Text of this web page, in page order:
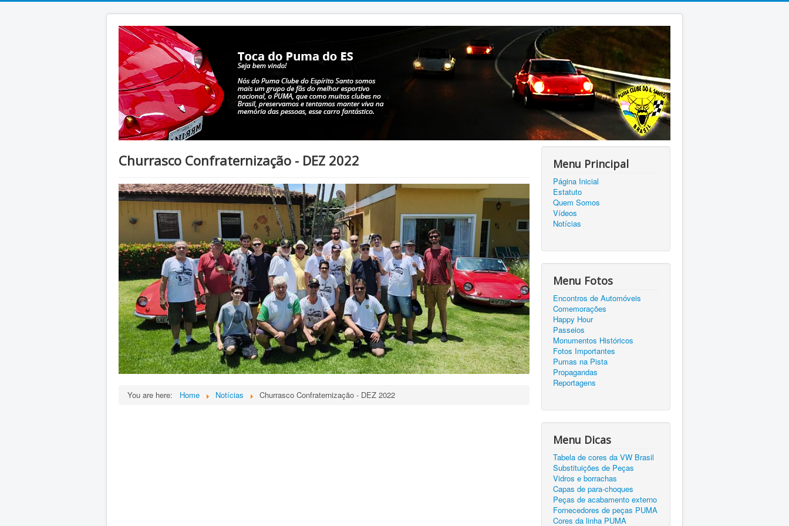
Churrasco Confraternização - DEZ 2022
You are here: Home Notícias Churrasco Confraternização - DEZ 2022
Menu Principal
Página Inicial
Estatuto
Quem Somos
Vídeos
Notícias
Menu Fotos
Encontros de Automóveis
Comemorações
Happy Hour
Passeios
Monumentos Históricos
Fotos Importantes
Pumas na Pista
Propagandas
Reportagens
Menu Dicas
Tabela de cores da VW Brasil
Substituições de Peças
Vidros e borrachas
Capas de para-choques
Peças de acabamento externo
Fornecedores de peças PUMA
Cores da linha PUMA